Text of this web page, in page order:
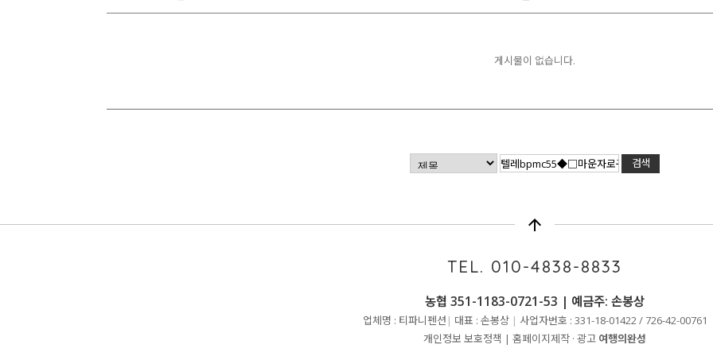
게시물이 없습니다.
arrow_upward
TEL. 010-4838-8833
농협 351-1183-0721-53 | 예금주: 손봉상
업체명 : 티파니펜션 | 대표 : 손봉상 | 사업자번호 : 331-18-01422 / 726-42-00761
개인정보 보호정책 | 홈페이지제작 · 광고 여행의완성